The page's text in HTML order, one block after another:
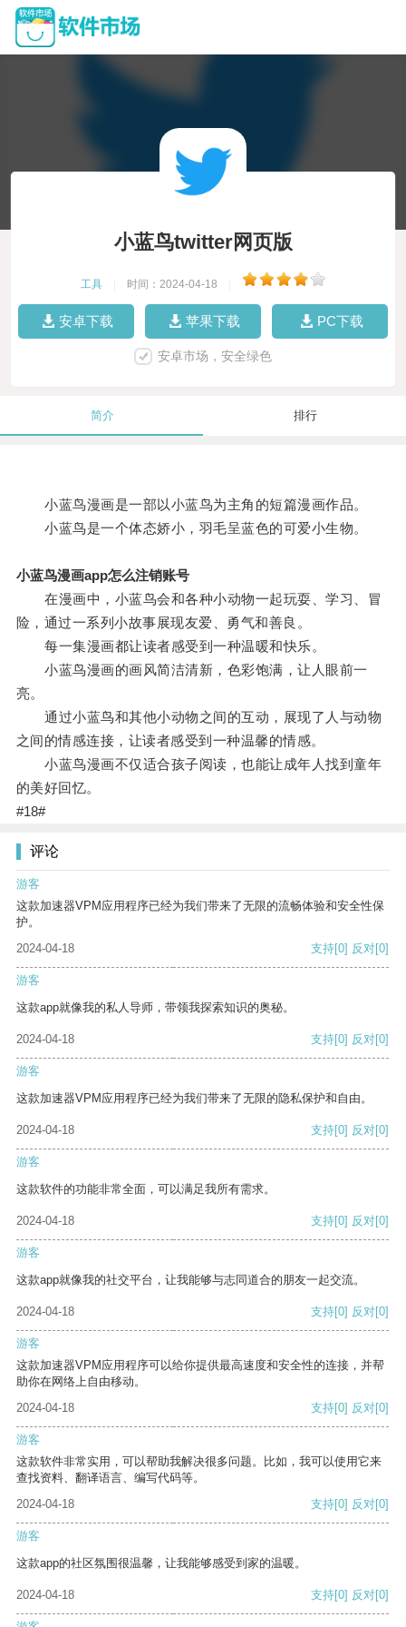
小蓝鸟twitter网页版
工具 时间：2024-04-18
安卓下载 苹果下载 PC下载
安卓市场，安全绿色
简介 排行
小蓝鸟漫画是一部以小蓝鸟为主角的短篇漫画作品。
小蓝鸟是一个体态娇小，羽毛呈蓝色的可爱小生物。
小蓝鸟漫画app怎么注销账号
在漫画中，小蓝鸟会和各种小动物一起玩耍、学习、冒
险，通过一系列小故事展现友爱、勇气和善良。
每一集漫画都让读者感受到一种温暖和快乐。
小蓝鸟漫画的画风简洁清新，色彩饱满，让人眼前一
亮。
通过小蓝鸟和其他小动物之间的互动，展现了人与动物
之间的情感连接，让读者感受到一种温馨的情感。
小蓝鸟漫画不仅适合孩子阅读，也能让成年人找到童年
的美好回忆。
#18#
评论
游客
这款加速器VPM应用程序已经为我们带来了无限的流畅体验和安全性保
护。
2024-04-18
支持[0] 反对[0]
游客
这款app就像我的私人导师，带领我探索知识的奥秘。
2024-04-18 支持[0] 反对[0]
游客
这款加速器VPM应用程序已经为我们带来了无限的隐私保护和自由。
2024-04-18 支持[0] 反对[0]
游客
这款软件的功能非常全面，可以满足我所有需求。
2024-04-18 支持[0] 反对[0]
游客
这款app就像我的社交平台，让我能够与志同道合的朋友一起交流。
2024-04-18 支持[0] 反对[0]
游客
这款加速器VPM应用程序可以给你提供最高速度和安全性的连接，并帮
助你在网络上自由移动。
2024-04-18
支持[0] 反对[0]
游客
这款软件非常实用，可以帮助我解决很多问题。比如，我可以使用它来
查找资料、翻译语言、编写代码等。
2024-04-18
支持[0] 反对[0]
游客
这款app的社区氛围很温馨，让我能够感受到家的温暖。
2024-04-18 支持[0] 反对[0]